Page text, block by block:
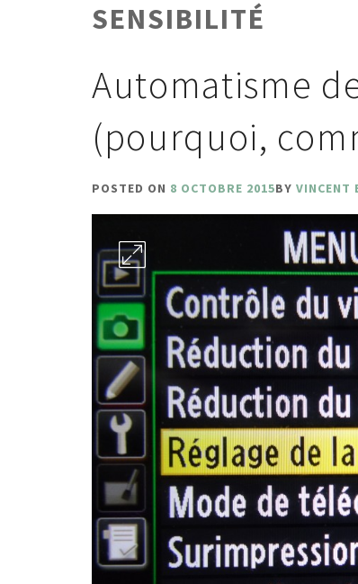
SENSIBILITÉ
Automatisme
(pourquoi,
POSTED ON 8 OCTOBRE 2015BY VINCENT